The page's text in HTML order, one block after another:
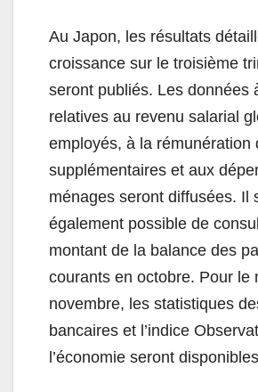
Au Japon, les résultats
croissance sur le troisième
seront publiés. Les données
relatives au revenu salarial
employés, à la rémunération
supplémentaires et aux
ménages seront diffusées. Il
également possible de
montant de la balance des
courants en octobre. Pour le
novembre, les statistiques
bancaires et l’indice
l’économie seront